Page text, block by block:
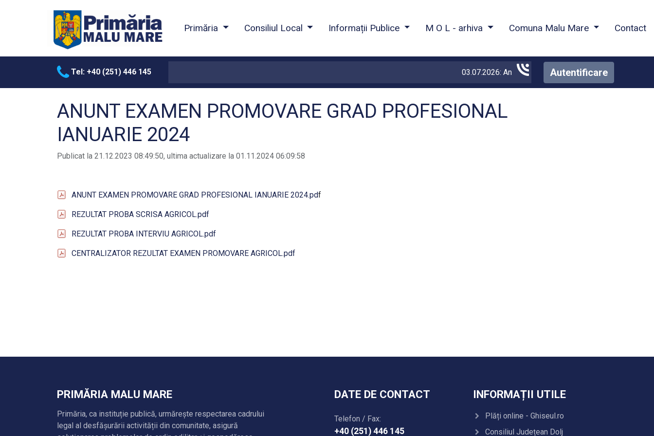
Primăria Consiliul Local Informații Publice M O L - arhiva Comuna Malu Mare Contact
Tel: +40 (251) 446 145 03.07.2026: Anunt mediu Gaze Vezi detalii
Autentificare
ANUNT EXAMEN PROMOVARE GRAD PROFESIONAL
IANUARIE 2024
Publicat la 21.12.2023 08:49:50, ultima actualizare la 01.11.2024 06:09:58
ANUNT EXAMEN PROMOVARE GRAD PROFESIONAL IANUARIE 2024.pdf
REZULTAT PROBA SCRISA AGRICOL.pdf
REZULTAT PROBA INTERVIU AGRICOL.pdf
CENTRALIZATOR REZULTAT EXAMEN PROMOVARE AGRICOL.pdf
PRIMĂRIA MALU MARE
Primăria, ca instituție publică, urmărește respectarea cadrului
legal al desfășurării activității din comunitate, asigură
DATE DE CONTACT
Telefon / Fax:
+40 (251) 446 145
INFORMAȚII UTILE
Plăți online - Ghiseul.ro
Consiliul Județean Dolj